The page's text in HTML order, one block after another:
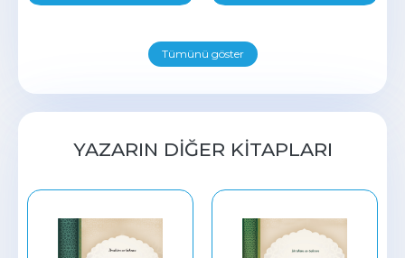
Tümünü göster
YAZARIN DIĞER KITAPLARI